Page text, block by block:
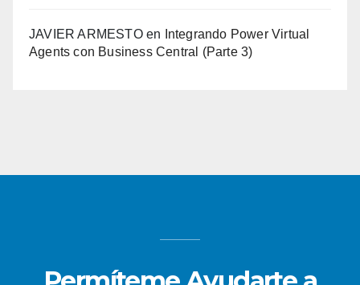
JAVIER ARMESTOen
Integrando Power Virtual
Agents con Business Central (Parte 3)